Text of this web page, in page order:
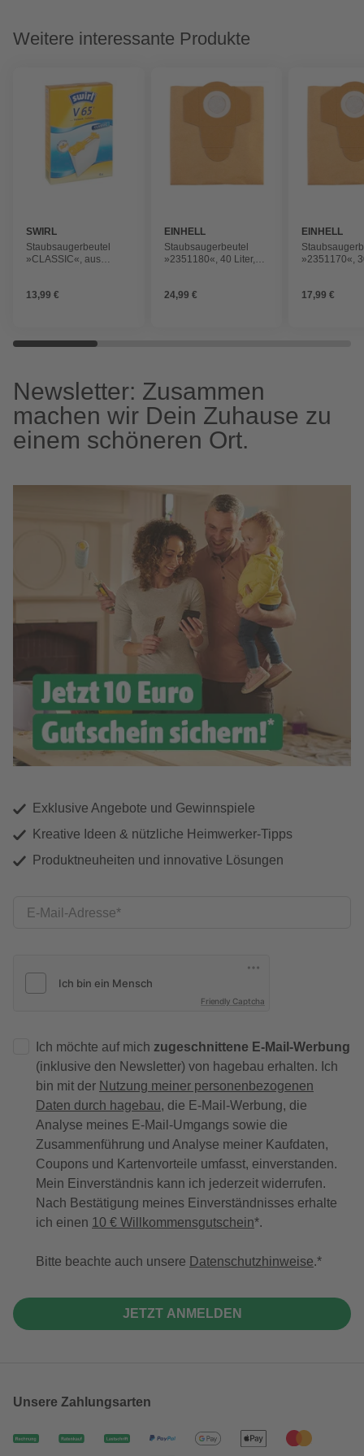
Weitere interessante Produkte
SWIRL
Staubsaugerbeutel
»CLASSIC«, aus
13,99 €
EINHELL
Staubsaugerbeutel
»2351180«, 40 Liter,
Trockensauger
24,99 €
EINHELL
»2351170«,
17,99 €
Newsletter: Zusammen
machen wir Dein Zuhause zu
einem schöneren Ort.
Exklusive Angebote und Gewinnspiele
Kreative Ideen & nützliche Heimwerker-Tipps
Produktneuheiten und innovative Lösungen
E-Mail-Adresse
Friendly Captcha
Ich möchte auf mich zugeschnittene E-Mail-Werbung
(inklusive den Newsletter) von hagebau erhalten. Ich
bin mit der Nutzung meiner personenbezogenen
Daten durch hagebau, die E-Mail-Werbung, die
Analyse meines E-Mail-Umgangs sowie die
Zusammenführung und Analyse meiner Kaufdaten,
Coupons und Kartenvorteile umfasst, einverstanden.
Mein Einverständnis kann ich jederzeit widerrufen.
Nach Bestätigung meines Einverständnisses erhalte
ich einen 10 € Willkommensgutschein*.
Bitte beachte auch unsere Datenschutzhinweise.
JETZT ANMELDEN
Unsere Zahlungsarten